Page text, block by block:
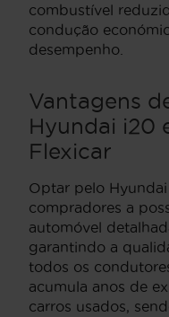
combustível
condução
desempenho.
Vantagens
Hyundai i20
Flexicar
Optar pelo
compradores a
automóvel
garantindo a
todos os
acumula anos de
carros usados,